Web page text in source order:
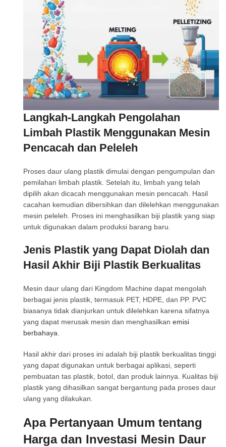
Langkah-Langkah Pengolahan
Limbah Plastik Menggunakan Mesin
Pencacah dan Peleleh
Proses daur ulang plastik dimulai dengan pengumpulan dan
pemilahan limbah plastik. Setelah itu, limbah yang telah
dipilih akan dicacah menggunakan mesin pencacah. Hasil
cacahan kemudian dibersihkan dan dilelehkan menggunakan
mesin peleleh. Proses ini menghasilkan biji plastik yang siap
untuk digunakan dalam produksi barang baru.
Jenis Plastik yang Dapat Diolah dan
Hasil Akhir Biji Plastik Berkualitas
Mesin daur ulang dari Kingdom Machine dapat mengolah
berbagai jenis plastik, termasuk PET, HDPE, dan PP. PVC
biasanya tidak dianjurkan untuk dilelehkan karena sifatnya
yang dapat merusak mesin dan menghasilkan emisi
berbahaya
Hasil akhir dari proses ini adalah biji plastik berkualitas tinggi
yang dapat digunakan untuk berbagai aplikasi, seperti
pembuatan tas plastik, botol, dan produk lainnya. Kualitas biji
plastik yang dihasilkan sangat bergantung pada proses daur
ulang yang dilakukan.
Apa Pertanyaan Umum tentang
Harga dan Investasi Mesin Daur